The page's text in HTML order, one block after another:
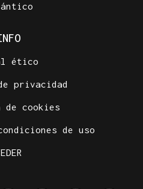
ético
privacidad
cookies
de uso